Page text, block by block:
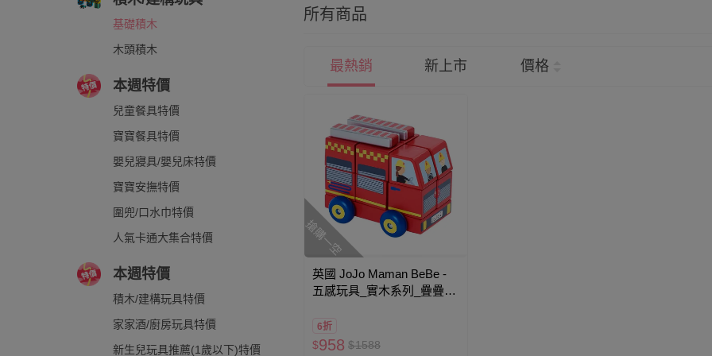
基礎積木
木頭積木
本週特價
兒童餐具特價
寶寶餐具特價
嬰兒寢具/嬰兒床特價
寶寶安撫特價
圍兜/口水巾特價
人氣卡通大集合特價
本週特價
積木/建構玩具特價
家家酒/廚房玩具特價
新生兒玩具推薦(1歲以下)特價
所有商品
最熱銷 新上市 價格
搶購一空
英國 JoJo Maman BeBe -
五感玩具_實木系列_疊疊
6折
$958 $1588